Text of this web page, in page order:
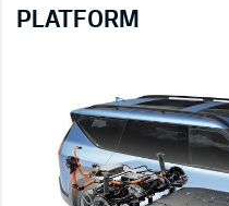
PLATFORM